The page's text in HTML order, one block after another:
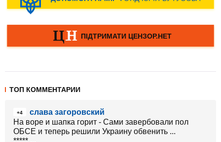
ТОП КОММЕНТАРИИ
+4
слава загоровский
На воре и шапка горит - Сами завербовали пол
ОБСЕ и теперь решили Украину обвенить ...